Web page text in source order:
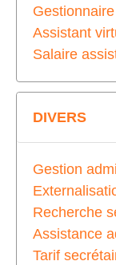
Assistant
Salaire
DIVERS
Gestion
Recherche
Assistance
Tarif